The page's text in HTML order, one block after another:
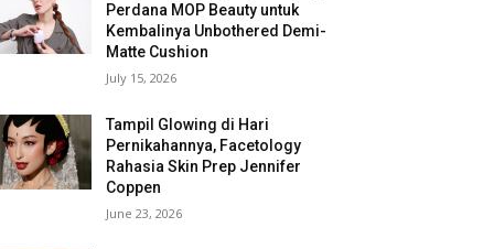
Perdana MOP Beauty untuk
Kembalinya Unbothered Demi-
Matte Cushion
July 15, 2026
Tampil Glowing di Hari
Pernikahannya, Facetology
Rahasia Skin Prep Jennifer
Coppen
June 23, 2026